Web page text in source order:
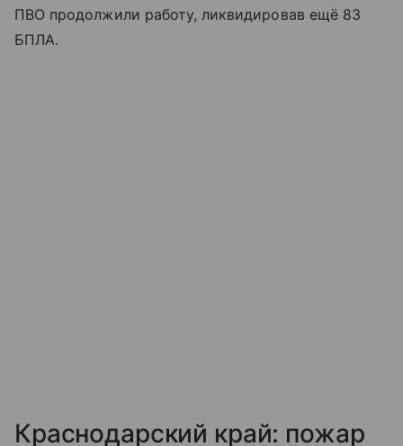
ПВО продолжили работу, ликвидировав ещё 83
БПЛА.
Краснодарский край: пожар